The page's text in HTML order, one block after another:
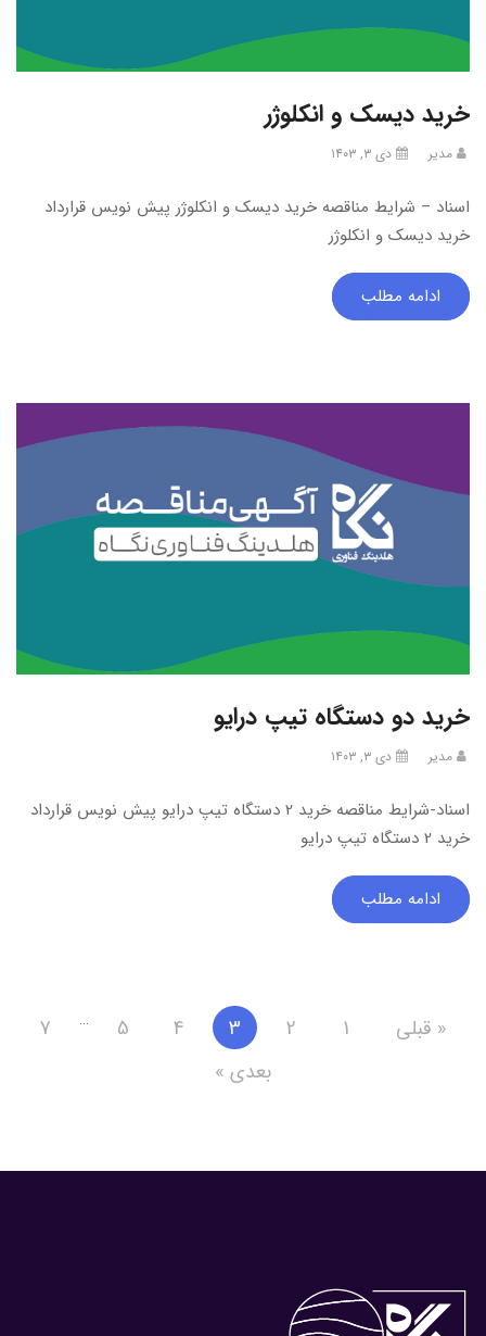
خرید دیسک و انکلوژر
مدیر دی ۳, ۱۴۰۳
اسناد – شرایط مناقصه خرید دیسک و انکلوژر پیش نویس قرارداد
خرید دیسک و انکلوژر
ادامه مطلب
خرید دو دستگاه تیپ درایو
مدیر دی ۳, ۱۴۰۳
اسناد-شرایط مناقصه خرید 2 دستگاه تیپ درایو پیش نویس قرارداد
خرید 2 دستگاه تیپ درایو
ادامه مطلب
« قبلی 1
2
3
4
5
…
7
بعدی »